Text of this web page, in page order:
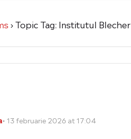
›Topic Tag: Institutul Blecher
• 13 februarie 2026 at 17:04